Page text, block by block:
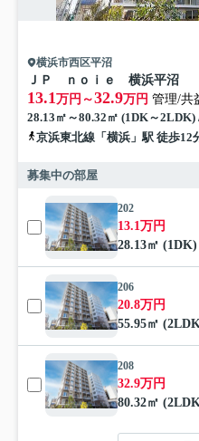
横浜市西区平沼
ＪＰ ｎｏｉｅ 横浜平沼
13.1 万円～32.9万円 管理/共
28.13㎡～80.32㎡ (1DK～2LDK)
京浜東北線「横浜」駅 徒歩12
募集中の部屋
202
13.1万円
28.13㎡ (1DK)
206
20.8万円
55.95㎡
208
32.9万円
80.32㎡